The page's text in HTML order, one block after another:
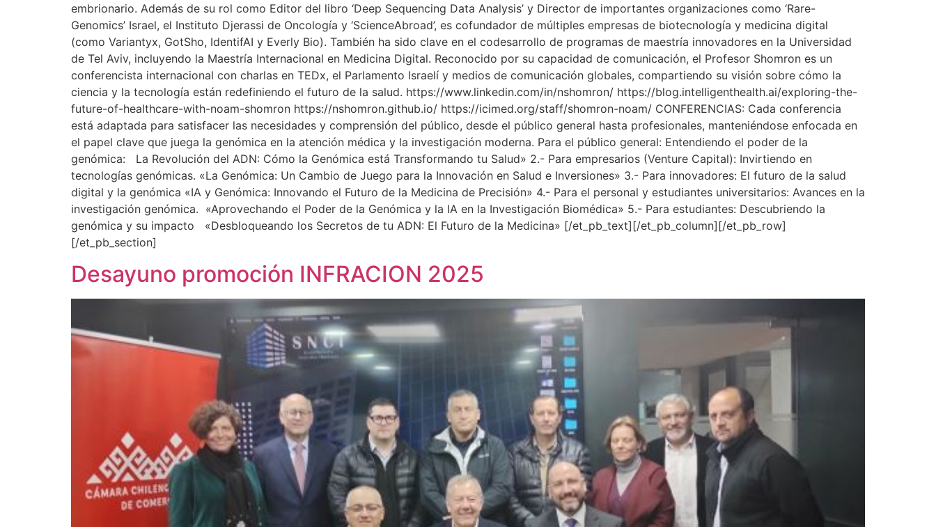
embrionario. Además de su rol como Editor del libro ‘Deep Sequencing Data Analysis’ y Director de importantes organizaciones como ‘Rare-
Genomics’ Israel, el Instituto Djerassi de Oncología y ‘ScienceAbroad’, es cofundador de múltiples empresas de biotecnología y medicina digital
(como Variantyx, GotSho, IdentifAI y Everly Bio). También ha sido clave en el codesarrollo de programas de maestría innovadores en la Universidad
de Tel Aviv, incluyendo la Maestría Internacional en Medicina Digital. Reconocido por su capacidad de comunicación, el Profesor Shomron es un
conferencista internacional con charlas en TEDx, el Parlamento Israelí y medios de comunicación globales, compartiendo su visión sobre cómo la
ciencia y la tecnología están redefiniendo el futuro de la salud. https://www.linkedin.com/in/nshomron/ https://blog.intelligenthealth.ai/exploring-the-
future-of-healthcare-with-noam-shomron https://nshomron.github.io/ https://icimed.org/staff/shomron-noam/ CONFERENCIAS: Cada conferencia
está adaptada para satisfacer las necesidades y comprensión del público, desde el público general hasta profesionales, manteniéndose enfocada en
el papel clave que juega la genómica en la atención médica y la investigación moderna. Para el público general: Entendiendo el poder de la
genómica: La Revolución del ADN: Cómo la Genómica está Transformando tu Salud» 2.- Para empresarios (Venture Capital): Invirtiendo en
tecnologías genómicas. «La Genómica: Un Cambio de Juego para la Innovación en Salud e Inversiones» 3.- Para innovadores: El futuro de la salud
digital y la genómica «IA y Genómica: Innovando el Futuro de la Medicina de Precisión» 4.- Para el personal y estudiantes universitarios: Avances en la
investigación genómica. «Aprovechando el Poder de la Genómica y la IA en la Investigación Biomédica» 5.- Para estudiantes: Descubriendo la
genómica y su impacto «Desbloqueando los Secretos de tu ADN: El Futuro de la Medicina» [/et_pb_text][/et_pb_column][/et_pb_row]
[/et_pb_section]
Desayuno promoción INFRACION 2025